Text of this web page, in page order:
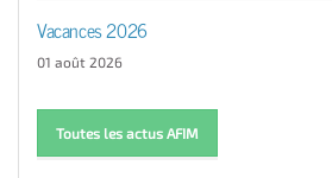
Vacances 2026
01 août 2026
Toutes les actus AFIM